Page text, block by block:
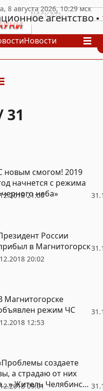
агентство
Новости
31
21:00
новым смогом! 2019
начнется с режима
неба»
20:02
России
в Магнитогорск
12:53
Магнитогорске
режим ЧС
09:01
создаете
а страдаю от них
Житель Челябинска